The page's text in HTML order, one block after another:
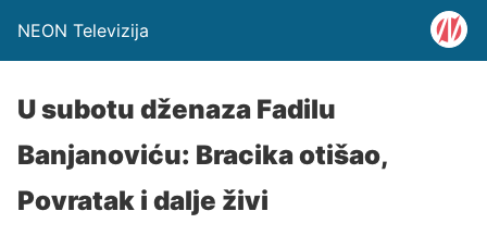
NEON Televizija
U subotu dženaza Fadilu
Banjanoviću: Bracika otišao,
Povratak i dalje živi